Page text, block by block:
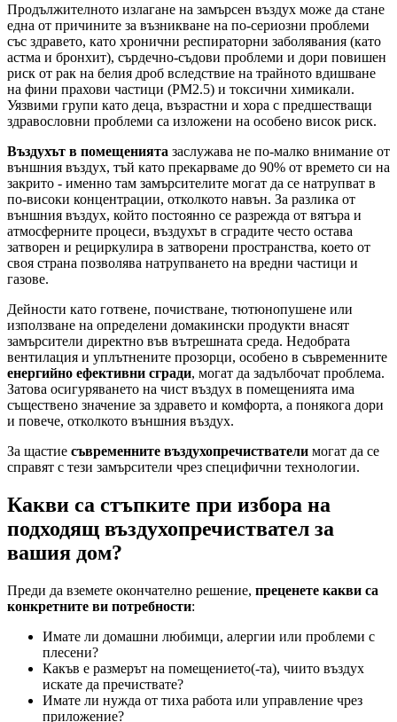
Продължителното излагане на замърсен въздух може да стане
една от причините за възникване на по-сериозни проблеми
със здравето, като хронични респираторни заболявания (като
астма и бронхит), сърдечно-съдови проблеми и дори повишен
риск от рак на белия дроб вследствие на трайното вдишване
на фини прахови частици (PM2.5) и токсични химикали.
Уязвими групи като деца, възрастни и хора с предшестващи
здравословни проблеми са изложени на особено висок риск.
Въздухът в помещенията заслужава не по-малко внимание от
външния въздух, тъй като прекарваме до 90% от времето си на
закрито - именно там замърсителите могат да се натрупват в
по-високи концентрации, отколкото навън. За разлика от
външния въздух, който постоянно се разрежда от вятъра и
атмосферните процеси, въздухът в сградите често остава
затворен и рециркулира в затворени пространства, което от
своя страна позволява натрупването на вредни частици и
газове.
Дейности като готвене, почистване, тютюнопушене или
използване на определени домакински продукти внасят
замърсители директно във вътрешната среда. Недобрата
вентилация и уплътнените прозорци, особено в съвременните
енергийно ефективни сгради, могат да задълбочат проблема.
Затова осигуряването на чист въздух в помещенията има
съществено значение за здравето и комфорта, а понякога дори
и повече, отколкото външния въздух.
За щастие съвременните въздухопречистватели могат да се
справят с тези замърсители чрез специфични технологии.
Какви са стъпките при избора на
подходящ въздухопречиствател за
вашия дом?
Преди да вземете окончателно решение, преценете какви са
конкретните ви потребности:
Имате ли домашни любимци, алергии или проблеми с
плесени?
Какъв е размерът на помещението(-та), чиито въздух
искате да пречиствате?
Имате ли нужда от тиха работа или управление чрез
приложение?